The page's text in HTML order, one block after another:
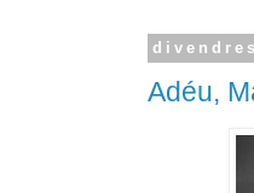
Adéu,